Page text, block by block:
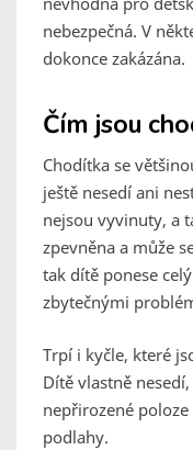
nebezpečná. V
dokonce zakázána.
Čím jsou
Chodítka se
ještě nesedí ani
nejsou vyvinuty, a
zpevněna a může
tak dítě ponese
zbytečnými
Trpí i kyčle, které
Dítě vlastně
nepřirozené
podlahy.